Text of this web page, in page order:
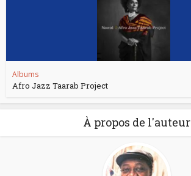
Albums
Afro Jazz Taarab Project
À propos de l'auteur